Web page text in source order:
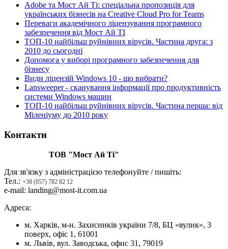
Adobe та Мост Ай Ті: спеціальна пропозиція для
українських бізнесів на Creative Cloud Pro for Teams
Переваги академічного ліцензування програмного
забезпечення від Мост Ай ТІ
ТОП-10 найбільш руйнівних вірусів. Частина друга: з
2010 до сьогодні
Допомога у виборі програмного забезпечення для
бізнесу
Види ліцензій Windows 10 - що вибрати?
Lansweeper - сканування інформації про продуктивність
системи Windows машин
ТОП-10 найбільш руйнівних вірусів. Частина перша: від
Міленіуму до 2010 року
Контакти
ТОВ "Мост Ай Ті"
Для зв'язку з адміністрацією телефонуйте / пишіть:
Тел.: +38 (057) 782 82 12
e-mail: landing@most-it.com.ua
Адреса:
м. Харків, м-н. Захисників україни 7/8, БЦ «вулик», 3
поверх, офіс 1, 61001
м. Львів, вул. Заводська, офис 31, 79019